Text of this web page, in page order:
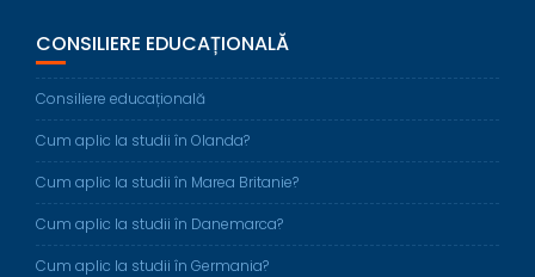
CONSILIERE EDUCAȚIONALĂ
Consiliere educațională
Cum aplic la studii în Olanda?
Cum aplic la studii în Marea Britanie?
Cum aplic la studii în Danemarca?
Cum aplic la studii în Germania?